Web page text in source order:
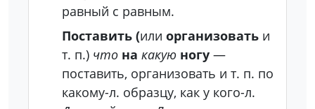
равный с равным.
Поставить (или организовать и
т. п.) что на какую ногу —
поставить, организовать и т. п. по
какому-л. образцу, как у кого-л.